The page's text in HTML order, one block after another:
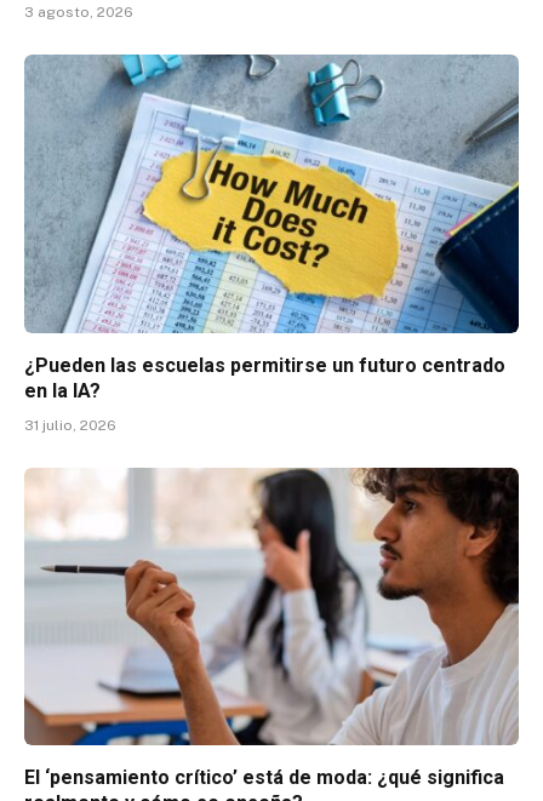
3 agosto, 2026
¿Pueden las escuelas permitirse un futuro centrado
en la IA?
31 julio, 2026
El ‘pensamiento crítico’ está de moda: ¿qué significa